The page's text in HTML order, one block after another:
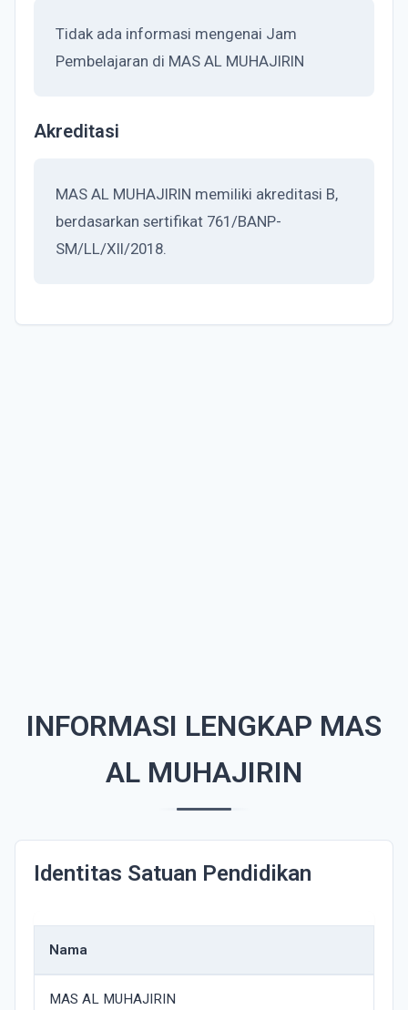
Tidak ada informasi mengenai Jam
Pembelajaran di MAS AL MUHAJIRIN
Akreditasi
MAS AL MUHAJIRIN memiliki akreditasi B,
berdasarkan sertifikat 761/BANP-
SM/LL/XII/2018.
INFORMASI LENGKAP MAS
AL MUHAJIRIN
Identitas Satuan Pendidikan
Nama
MAS AL MUHAJIRIN